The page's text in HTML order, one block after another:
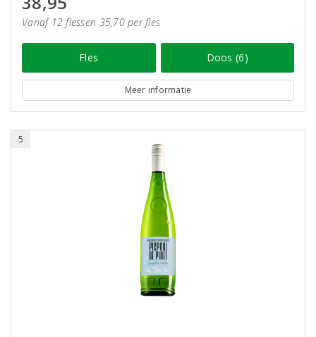
Vanaf 12 flessen 35,70 per fles
Fles Doos (6)
Meer informatie
5